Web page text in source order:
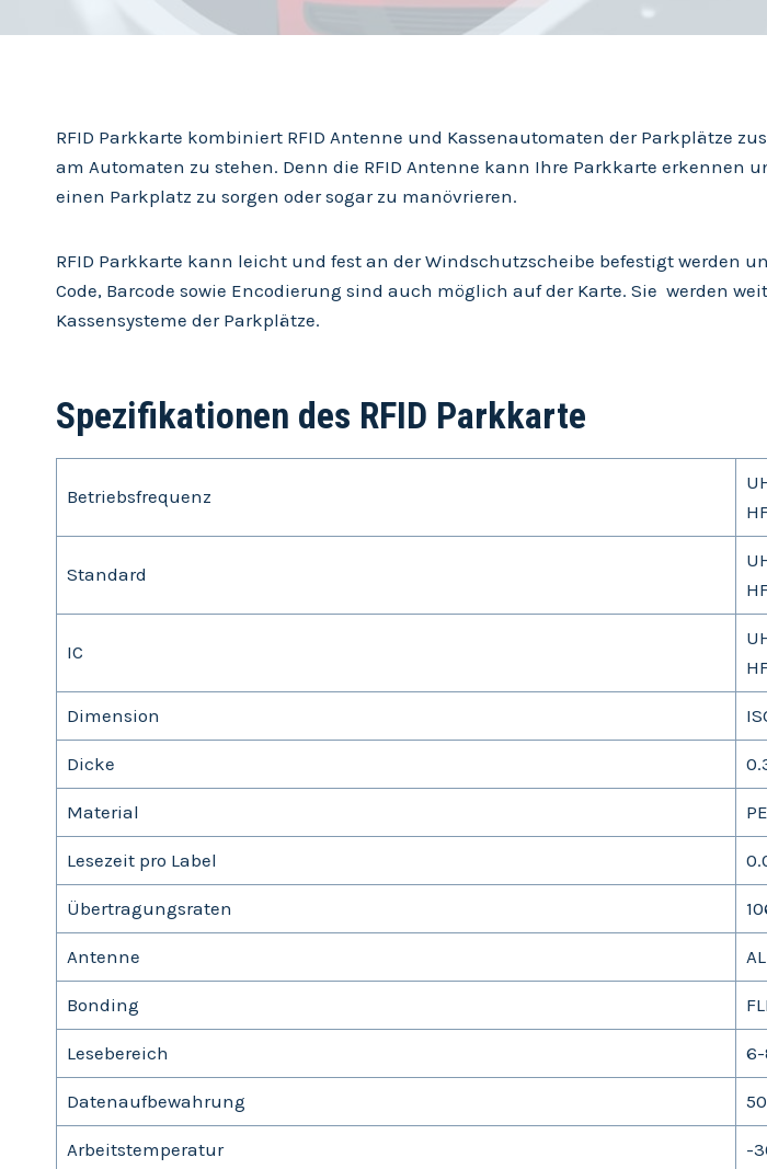
RFID Parkkarte kombiniert RFID Antenne und Kassenautomaten der Parkplätze
am Automaten zu stehen. Denn die RFID Antenne kann Ihre Parkkarte
einen Parkplatz zu sorgen oder sogar zu manövrieren.
RFID Parkkarte kann leicht und fest an der Windschutzscheibe befestigt werden
Code, Barcode sowie Encodierung sind auch möglich auf der Karte. Sie werden
Kassensysteme der Parkplätze.
Spezifikationen des RFID Parkkarte
Betriebsfrequenz
Standard
IC
Dimension
Dicke
Material
Lesezeit pro Label
Übertragungsraten
Antenne
Bonding
Lesebereich
Datenaufbewahrung
Arbeitstemperatur -